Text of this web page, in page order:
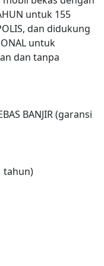
untuk 155
dan didukung
untuk
dan tanpa
BANJIR (garansi
tahun)